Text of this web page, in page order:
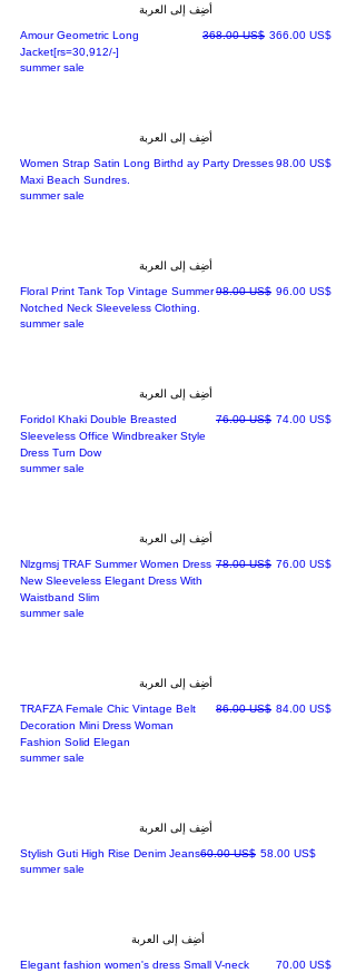
أضِف إلى العربة
Amour Geometric Long
Jacket[rs=30,912/-]
سعر عادي‏368.00 US$ سعر البيع‏366.00 US$
summer sale
أضِف إلى العربة
Women Strap Satin Long Birthd ay Party Dresses
Maxi Beach Sundres.
السعر ‏98.00 US$
summer sale
أضِف إلى العربة
Floral Print Tank Top Vintage Summer
Notched Neck Sleeveless Clothing.
سعر عادي
‏98.00 US$ سعر البيع‏96.00 US$
summer sale
أضِف إلى العربة
Foridol Khaki Double Breasted
Sleeveless Office Windbreaker Style
Dress Turn Dow
سعر عادي
‏76.00 US$ سعر البيع‏74.00 US$
summer sale
أضِف إلى العربة
Nlzgmsj TRAF Summer Women Dress
New Sleeveless Elegant Dress With
Waistband Slim
سعر عادي
‏78.00 US$ سعر البيع‏76.00 US$
summer sale
أضِف إلى العربة
TRAFZA Female Chic Vintage Belt
Decoration Mini Dress Woman
Fashion Solid Elegan
سعر عادي
‏86.00 US$ سعر البيع‏84.00 US$
summer sale
أضِف إلى العربة
Stylish Guti High Rise Denim Jeansسعر عادي
‏60.00 US$ سعر البيع‏58.00 US$
summer sale
أضِف إلى العربة
Elegant fashion women's dress Small V-neck
السعر ‏70.00 US$